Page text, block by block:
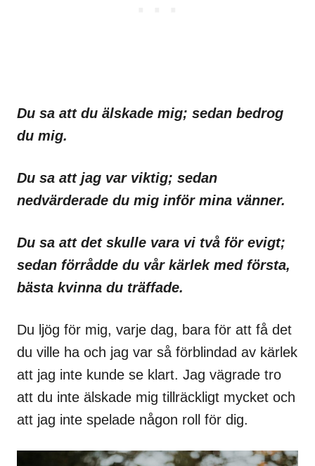
Du sa att du älskade mig; sedan bedrog
du mig.
Du sa att jag var viktig; sedan
nedvärderade du mig inför mina vänner.
Du sa att det skulle vara vi två för evigt;
sedan förrådde du vår kärlek med första,
bästa kvinna du träffade.
Du ljög för mig, varje dag, bara för att få det
du ville ha och jag var så förblindad av kärlek
att jag inte kunde se klart. Jag vägrade tro
att du inte älskade mig tillräckligt mycket och
att jag inte spelade någon roll för dig.